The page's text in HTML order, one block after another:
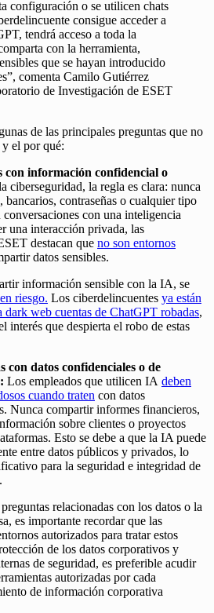
configuración o se utilicen chats
consigue acceder a
tendrá acceso a toda la
con la herramienta,
que se hayan introducido
comenta Camilo Gutiérrez
de Investigación de ESET
de las principales preguntas que no
el por qué:
con información confidencial o
ciberseguridad, la regla es clara: nunca
bancarios, contraseñas o cualquier tipo
con una inteligencia
una interacción privada, las
destacan que no son entornos
datos sensibles.
información sensible con la IA, se
riesgo. Los ciberdelincuentes ya están
dark web cuentas de ChatGPT robadas,
interés que despierta el robo de estas
con datos confidenciales o de
Los empleados que utilicen IA deben
cuando traten con datos
Nunca compartir informes financieros,
sobre clientes o proyectos
Esto se debe a que la IA puede
entre datos públicos y privados, lo
para la seguridad e integridad de
relacionadas con los datos o la
es importante recordar que las
autorizados para tratar estos
de los datos corporativos y
de seguridad, es preferible acudir
autorizadas por cada
de información corporativa